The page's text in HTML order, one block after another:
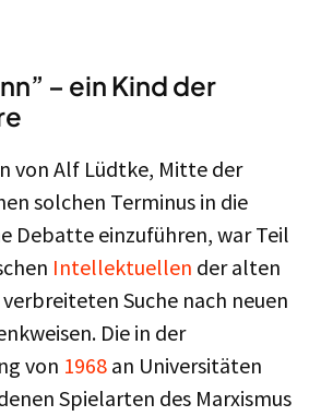
– ein Kind der
von Alf Lüdtke, Mitte der
solchen Terminus in die
Debatte einzuführen, war Teil
Intellektuellen der alten
Suche nach neuen
Die in der
von 1968 an Universitäten
Spielarten des Marxismus